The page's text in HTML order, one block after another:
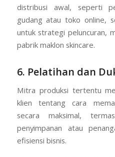
distribusi awal, seperti
gudang atau toko online,
untuk strategi peluncuran,
pabrik maklon skincare.
6. Pelatihan dan
Mitra produksi tertentu
klien tentang cara
secara maksimal,
penyimpanan atau
efisiensi bisnis.